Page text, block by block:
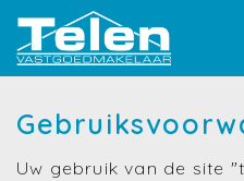
Uw gebruik van de site